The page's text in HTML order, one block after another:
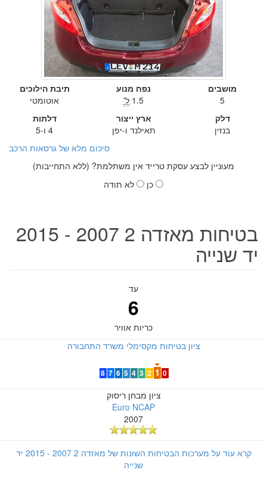
מושבים
5
נפח מנוע
1.5 ל'
תיבת הילוכים
אוטומטי
דלק
בנזין
ארץ ייצור
תאילנד ו-יפן
דלתות
4 ו-5
סיכום מלא של גרסאות הרכב
מעוניין לבצע עסקת טרייד אין משתלמת? (ללא התחייבות)
כן
לא תודה
בטיחות מאזדה 2 2007 - 2015
יד שנייה
עד
6
כריות אוויר
ציון בטיחות מקסימלי משרד התחבורה
0
1
2
3
4
5
6
7
8
ציון מבחן ריסוק
Euro NCAP
2007
קרא עוד על מערכות הבטיחות השונות של מאזדה 2 2007 - 2015 יד
שנייה